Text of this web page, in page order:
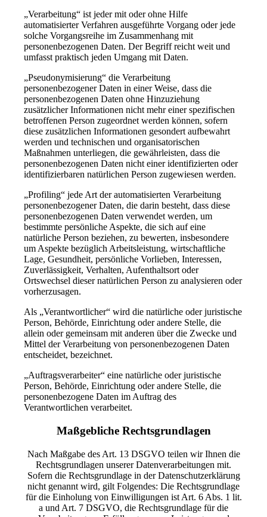
„Verarbeitung“ ist jeder mit oder ohne Hilfe
automatisierter Verfahren ausgeführte Vorgang oder jede
solche Vorgangsreihe im Zusammenhang mit
personenbezogenen Daten. Der Begriff reicht weit und
umfasst praktisch jeden Umgang mit Daten.
„Pseudonymisierung“ die Verarbeitung
personenbezogener Daten in einer Weise, dass die
personenbezogenen Daten ohne Hinzuziehung
zusätzlicher Informationen nicht mehr einer spezifischen
betroffenen Person zugeordnet werden können, sofern
diese zusätzlichen Informationen gesondert aufbewahrt
werden und technischen und organisatorischen
Maßnahmen unterliegen, die gewährleisten, dass die
personenbezogenen Daten nicht einer identifizierten oder
identifizierbaren natürlichen Person zugewiesen werden.
„Profiling“ jede Art der automatisierten Verarbeitung
personenbezogener Daten, die darin besteht, dass diese
personenbezogenen Daten verwendet werden, um
bestimmte persönliche Aspekte, die sich auf eine
natürliche Person beziehen, zu bewerten, insbesondere
um Aspekte bezüglich Arbeitsleistung, wirtschaftliche
Lage, Gesundheit, persönliche Vorlieben, Interessen,
Zuverlässigkeit, Verhalten, Aufenthaltsort oder
Ortswechsel dieser natürlichen Person zu analysieren oder
vorherzusagen.
Als „Verantwortlicher“ wird die natürliche oder juristische
Person, Behörde, Einrichtung oder andere Stelle, die
allein oder gemeinsam mit anderen über die Zwecke und
Mittel der Verarbeitung von personenbezogenen Daten
entscheidet, bezeichnet.
„Auftragsverarbeiter“ eine natürliche oder juristische
Person, Behörde, Einrichtung oder andere Stelle, die
personenbezogene Daten im Auftrag des
Verantwortlichen verarbeitet.
Maßgebliche Rechtsgrundlagen
Nach Maßgabe des Art. 13 DSGVO teilen wir Ihnen die
Rechtsgrundlagen unserer Datenverarbeitungen mit.
Sofern die Rechtsgrundlage in der Datenschutzerklärung
nicht genannt wird, gilt Folgendes: Die Rechtsgrundlage
für die Einholung von Einwilligungen ist Art. 6 Abs. 1 lit.
a und Art. 7 DSGVO, die Rechtsgrundlage für die